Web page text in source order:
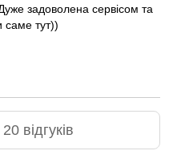
задоволена сервісом та
саме тут))
відгуків